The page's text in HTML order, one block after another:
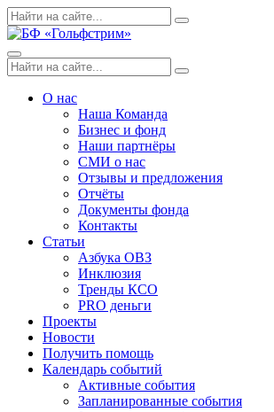
Skip
to
Поиск
по:
Search
Menu
Поиск
по:
Search
О нас
Наша Команда
Бизнес и фонд
Наши партнёры
СМИ о нас
Отзывы и предложения
Отчёты
Документы фонда
Контакты
Статьи
Азбука ОВЗ
Инклюзия
Тренды КСО
PRO деньги
Проекты
Новости
Получить помощь
Календарь событий
Активные события
Запланированные события